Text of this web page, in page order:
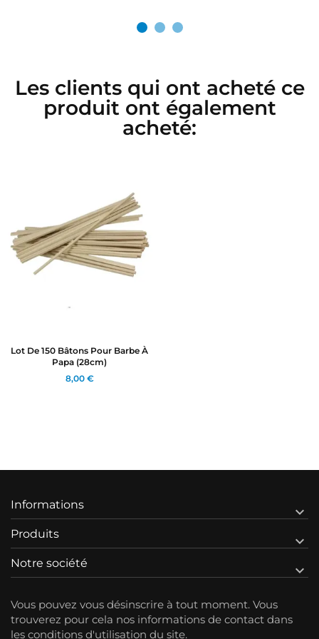
Les clients qui ont acheté ce
produit ont également
acheté:
Lot De 150 Bâtons Pour Barbe À
Papa (28cm)
8,00 €
Informations 
Produits 
Notre société 
Vous pouvez vous désinscrire à tout moment. Vous
trouverez pour cela nos informations de contact dans
les conditions d'utilisation du site.